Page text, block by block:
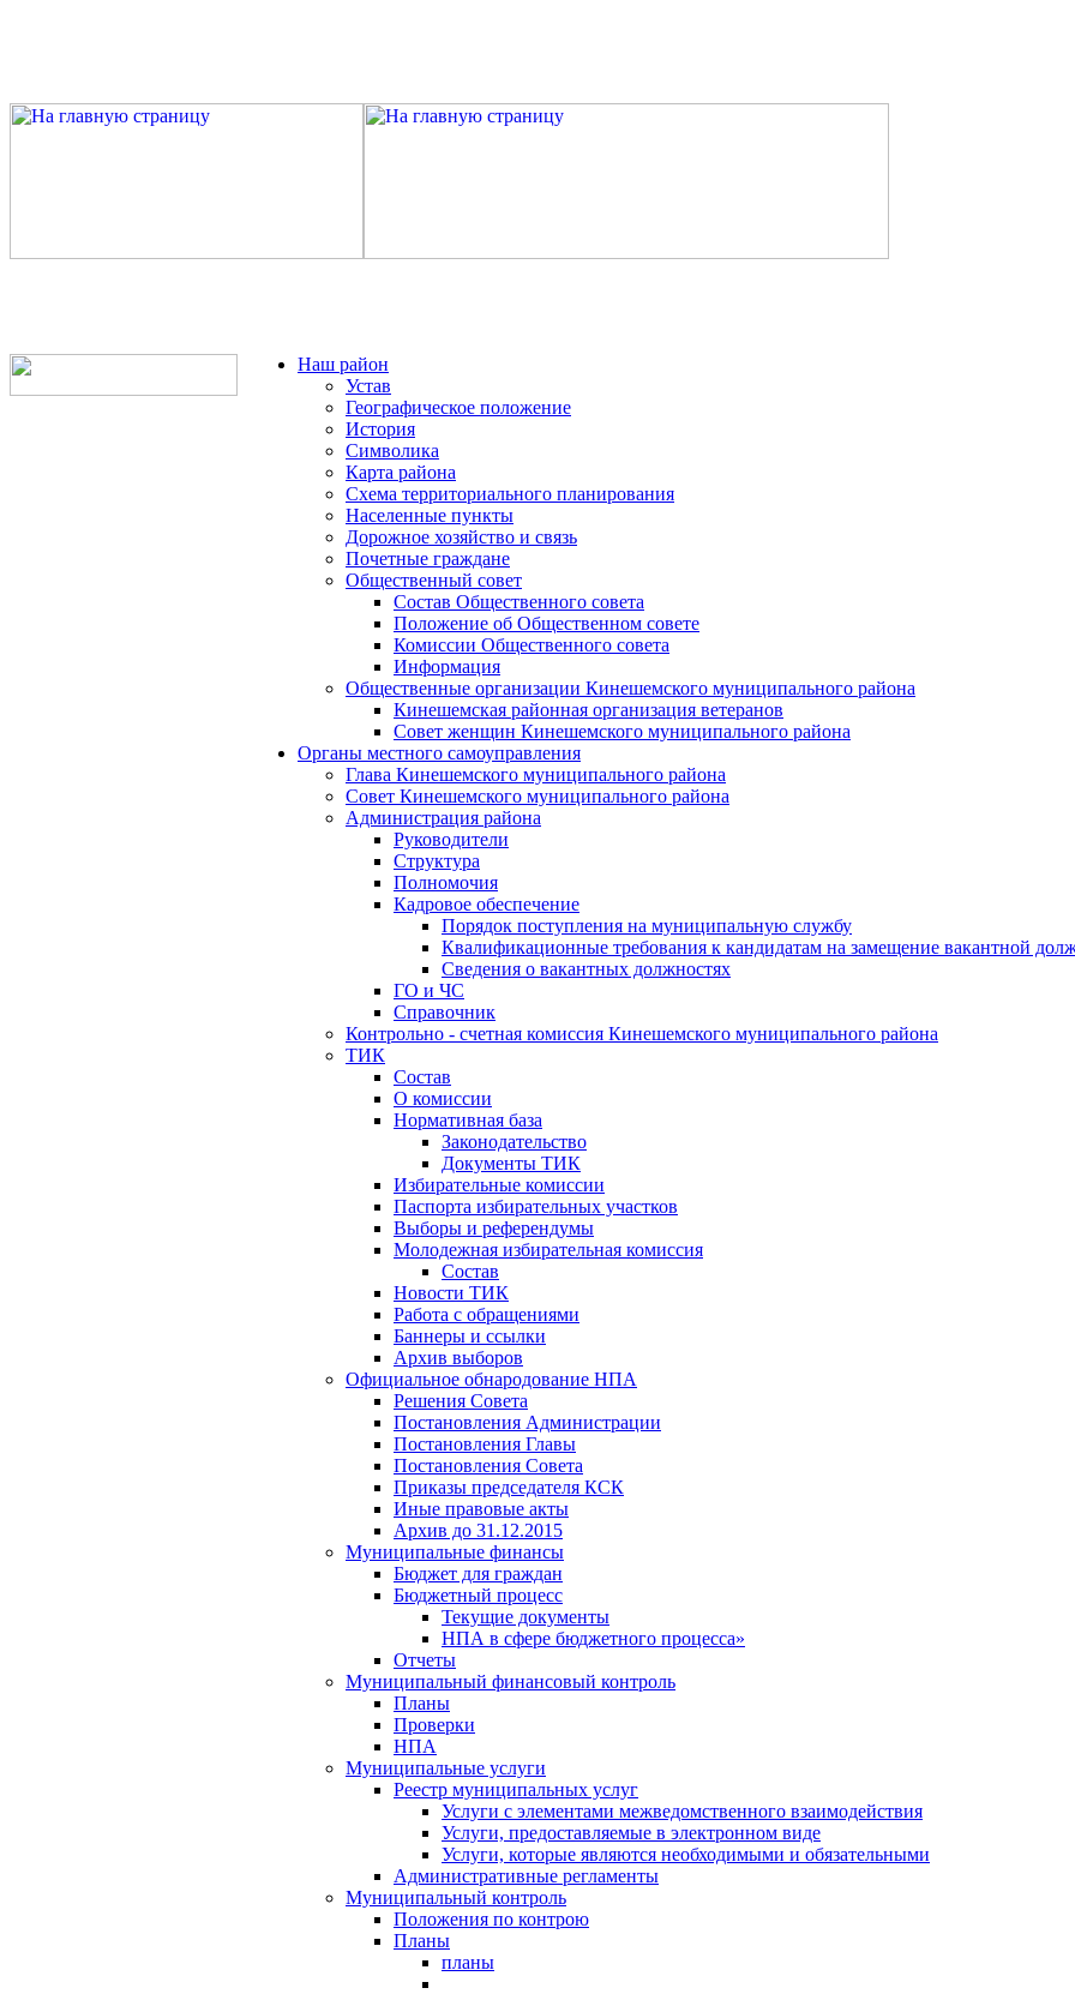
Наш район
Устав
Географическое положение
История
Символика
Карта района
Схема территориального планирования
Населенные пункты
Дорожное хозяйство и связь
Почетные граждане
Общественный совет
Состав Общественного совета
Положение об Общественном совете
Комиссии Общественного совета
Информация
Общественные организации Кинешемского муниципального района
Кинешемская районная организация ветеранов
Совет женщин Кинешемского муниципального района
Органы местного самоуправления
Глава Кинешемского муниципального района
Совет Кинешемского муниципального района
Администрация района
Руководители
Структура
Полномочия
Кадровое обеспечение
Порядок поступления на муниципальную службу
Квалификационные требования к кандидатам на замещение вакантной
Сведения о вакантных должностях
ГО и ЧС
Справочник
Контрольно - счетная комиссия Кинешемского муниципального района
ТИК
Состав
О комиссии
Нормативная база
Законодательство
Документы ТИК
Избирательные комиссии
Паспорта избирательных участков
Выборы и референдумы
Молодежная избирательная комиссия
Состав
Новости ТИК
Работа с обращениями
Баннеры и ссылки
Архив выборов
Официальное обнародование НПА
Решения Совета
Постановления Администрации
Постановления Главы
Постановления Совета
Приказы председателя КСК
Иные правовые акты
Архив до 31.12.2015
Муниципальные финансы
Бюджет для граждан
Бюджетный процесс
Текущие документы
НПА в сфере бюджетного процесса»
Отчеты
Муниципальный финансовый контроль
Планы
Проверки
НПА
Муниципальные услуги
Реестр муниципальных услуг
Услуги с элементами межведомственного взаимодействия
Услуги, предоставляемые в электронном виде
Услуги, которые являются необходимыми и обязательными
Административные регламенты
Муниципальный контроль
Положения по контрою
Планы
планы